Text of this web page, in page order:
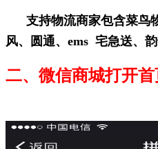
支持物流商家包含菜鸟
风、圆通、ems 宅急送、韵
二、微信商城打开首